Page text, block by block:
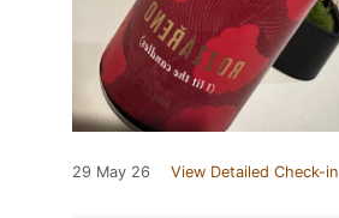
29 May 26 View Detailed Check-in